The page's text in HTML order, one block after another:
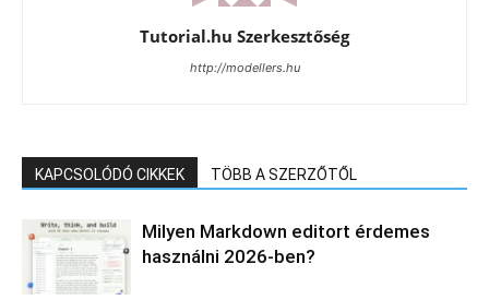
Tutorial.hu Szerkesztőség
http://modellers.hu
KAPCSOLÓDÓ CIKKEK TÖBB A SZERZŐTŐL
Milyen Markdown editort érdemes
használni 2026-ben?